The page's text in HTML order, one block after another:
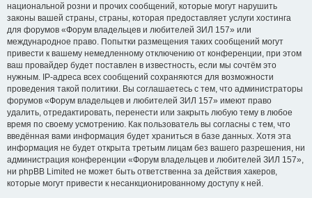
национальной розни и прочих сообщений, которые могут нарушить
законы вашей страны, страны, которая предоставляет услуги хостинга
для форумов «Форум владельцев и любителей ЗИЛ 157» или
международное право. Попытки размещения таких сообщений могут
привести к вашему немедленному отключению от конференции, при этом
ваш провайдер будет поставлен в известность, если мы сочтём это
нужным. IP-адреса всех сообщений сохраняются для возможности
проведения такой политики. Вы соглашаетесь с тем, что администраторы
форумов «Форум владельцев и любителей ЗИЛ 157» имеют право
удалить, отредактировать, перенести или закрыть любую тему в любое
время по своему усмотрению. Как пользователь вы согласны с тем, что
введённая вами информация будет храниться в базе данных. Хотя эта
информация не будет открыта третьим лицам без вашего разрешения, ни
администрация конференции «Форум владельцев и любителей ЗИЛ 157»,
ни phpBB Limited не может быть ответственна за действия хакеров,
которые могут привести к несанкционированному доступу к ней.